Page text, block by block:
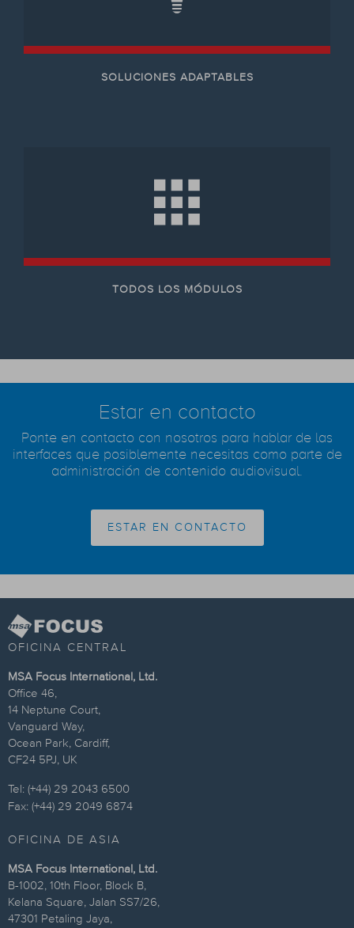
SOLUCIONES ADAPTABLES
TODOS LOS MÓDULOS
Estar en contacto
Ponte en contacto con nosotros para hablar de las
interfaces que posiblemente necesitas como parte de
administración de contenido audiovisual.
ESTAR EN CONTACTO
OFICINA CENTRAL
MSA Focus International, Ltd.
Office 46,
14 Neptune Court,
Vanguard Way,
Ocean Park, Cardiff,
CF24 5PJ, UK
Tel: (+44) 29 2043 6500
Fax: (+44) 29 2049 6874
OFICINA DE ASIA
MSA Focus International, Ltd.
B-1002, 10th Floor, Block B,
Kelana Square, Jalan SS7/26,
47301 Petaling Jaya,